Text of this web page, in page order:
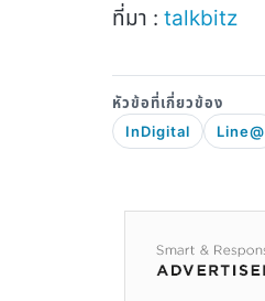
ที่มา : talkbitz
InDigital Line@